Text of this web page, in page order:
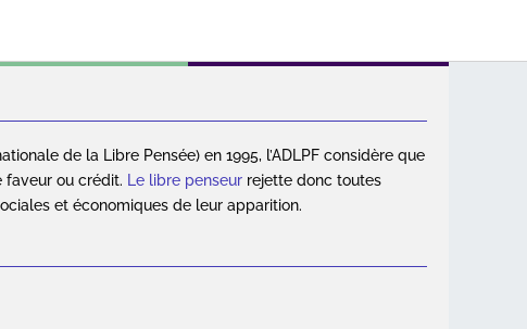
de la Libre Pensée) en 1995, l’ADLPF considère que
faveur ou crédit. Le libre penseur rejette donc toutes
et économiques de leur apparition.